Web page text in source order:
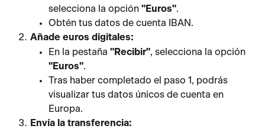
selecciona la opción "Euros".
Obtén tus datos de cuenta IBAN.
Añade euros digitales:
En la pestaña "Recibir", selecciona la opción
"Euros".
Tras haber completado el paso 1, podrás
visualizar tus datos únicos de cuenta en
Europa.
Envía la transferencia: